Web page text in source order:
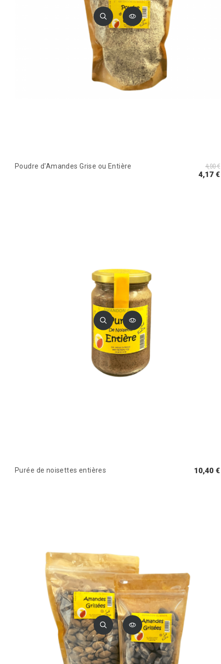
Poudre d'Amandes Grise ou Entière
4,90 €
4,17 €
Purée de noisettes entières 10,40 €